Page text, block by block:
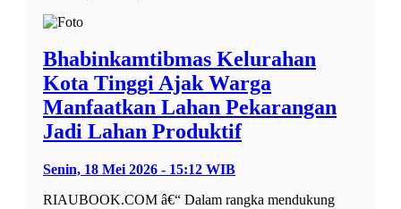
Bhabinkamtibmas Kelurahan
Kota Tinggi Ajak Warga
Manfaatkan Lahan Pekarangan
Jadi Lahan Produktif
Senin, 18 Mei 2026 - 15:12 WIB
RIAUBOOK.COM â€“ Dalam rangka mendukung